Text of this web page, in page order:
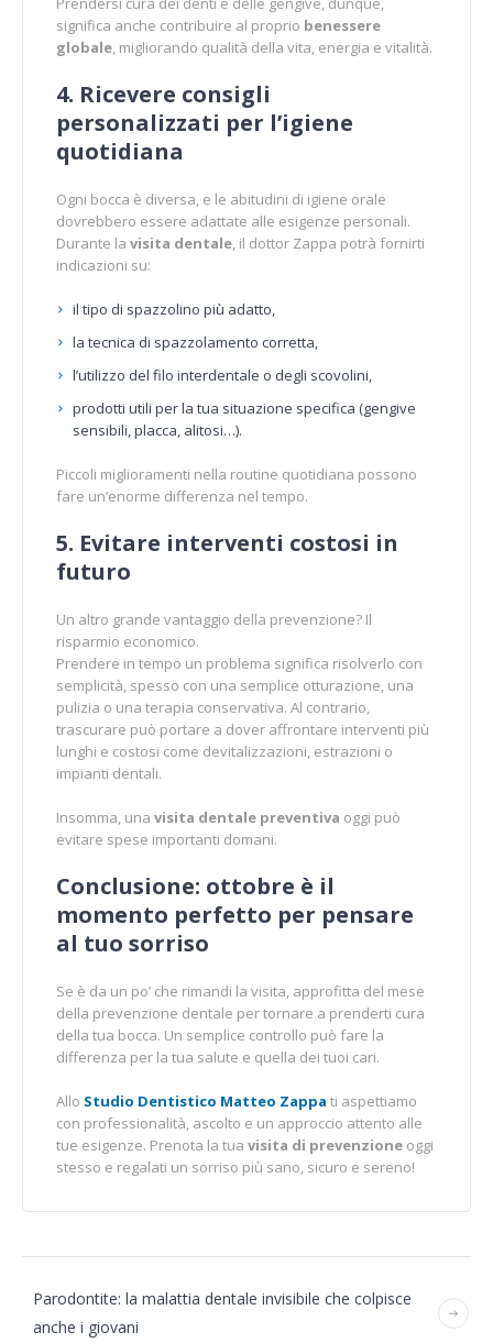
significa anche contribuire al proprio benessere
globale , migliorando qualità della vita, energia e vitalità.
4. Ricevere consigli
personalizzati per l’igiene
quotidiana
Ogni bocca è diversa, e le abitudini di igiene orale
dovrebbero essere adattate alle esigenze personali.
Durante la visita dentale , il dottor Zappa potrà fornirti
indicazioni su:
il tipo di spazzolino più adatto,
la tecnica di spazzolamento corretta,
l’utilizzo del filo interdentale o degli scovolini,
prodotti utili per la tua situazione specifica (gengive
sensibili, placca, alitosi…).
Piccoli miglioramenti nella routine quotidiana possono
fare un’enorme differenza nel tempo.
5. Evitare interventi costosi in
futuro
Un altro grande vantaggio della prevenzione? Il
risparmio economico.
Prendere in tempo un problema significa risolverlo con
semplicità, spesso con una semplice otturazione, una
pulizia o una terapia conservativa. Al contrario,
trascurare può portare a dover affrontare interventi più
lunghi e costosi come devitalizzazioni, estrazioni o
impianti dentali.
Insomma, una visita dentale preventiva oggi può
evitare spese importanti domani.
Conclusione: ottobre è il
momento perfetto per pensare
al tuo sorriso
Se è da un po’ che rimandi la visita, approfitta del mese
della prevenzione dentale per tornare a prenderti cura
della tua bocca. Un semplice controllo può fare la
differenza per la tua salute e quella dei tuoi cari.
Allo Studio Dentistico Matteo Zappa ti aspettiamo
con professionalità, ascolto e un approccio attento alle
tue esigenze. Prenota la tua visita di prevenzione oggi
stesso e regalati un sorriso più sano, sicuro e sereno!
Parodontite: la malattia dentale invisibile che colpisce
anche i giovani